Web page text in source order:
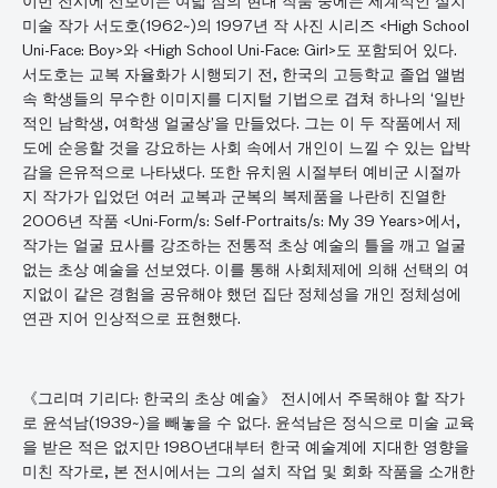
미술 작가 서도호(1962~)의 1997년 작 사진 시리즈 <High School
Uni-Face: Boy>와 <High School Uni-Face: Girl>도 포함되어 있다.
서도호는 교복 자율화가 시행되기 전, 한국의 고등학교 졸업 앨범
속 학생들의 무수한 이미지를 디지털 기법으로 겹쳐 하나의 ‘일반
적인 남학생, 여학생 얼굴상’을 만들었다. 그는 이 두 작품에서 제
도에 순응할 것을 강요하는 사회 속에서 개인이 느낄 수 있는 압박
감을 은유적으로 나타냈다. 또한 유치원 시절부터 예비군 시절까
지 작가가 입었던 여러 교복과 군복의 복제품을 나란히 진열한
2006년 작품 <Uni-Form/s: Self-Portraits/s: My 39 Years>에서,
작가는 얼굴 묘사를 강조하는 전통적 초상 예술의 틀을 깨고 얼굴
없는 초상 예술을 선보였다. 이를 통해 사회체제에 의해 선택의 여
지없이 같은 경험을 공유해야 했던 집단 정체성을 개인 정체성에
연관 지어 인상적으로 표현했다.
《그리며 기리다: 한국의 초상 예술》 전시에서 주목해야 할 작가
로 윤석남(1939~)을 빼놓을 수 없다. 윤석남은 정식으로 미술 교육
을 받은 적은 없지만 1980년대부터 한국 예술계에 지대한 영향을
미친 작가로, 본 전시에서는 그의 설치 작업 및 회화 작품을 소개한